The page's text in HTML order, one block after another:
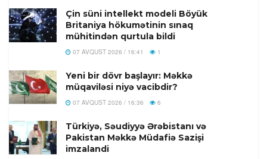
Çin süni intellekt modeli Böyük
Britaniya hökumətinin sınaq
mühitindən qurtula bildi
07 AVQUST 2026 / 16:41 1
Yeni bir dövr başlayır: Məkkə
müqaviləsi niyə vacibdir?
07 AVQUST 2026 / 16:36 6
Türkiyə, Səudiyyə Ərəbistanı və
Pakistan Məkkə Müdafiə Sazişi
imzalandi